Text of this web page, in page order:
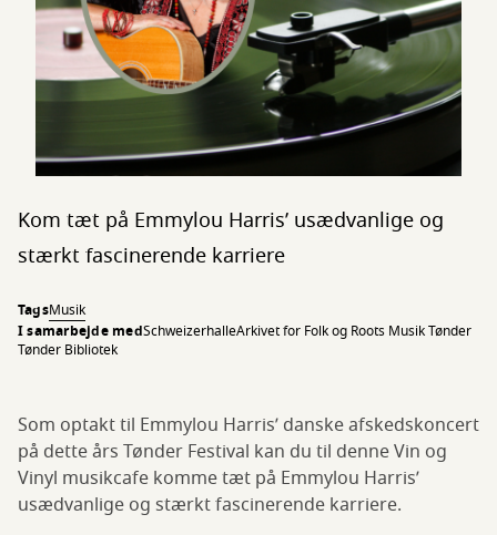
Kom tæt på Emmylou Harris’ usædvanlige og
stærkt fascinerende karriere
TagsMusik
I samarbejde medSchweizerhalleArkivet for Folk og Roots Musik Tønder
Tønder Bibliotek
Som optakt til Emmylou Harris’ danske afskedskoncert
på dette års Tønder Festival kan du til denne Vin og
Vinyl musikcafe komme tæt på Emmylou Harris’
usædvanlige og stærkt fascinerende karriere.